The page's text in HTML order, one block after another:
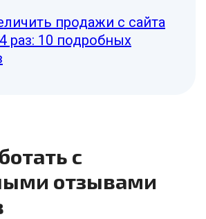
продажи с сайта
раз: 10 подробных
с
отзывами